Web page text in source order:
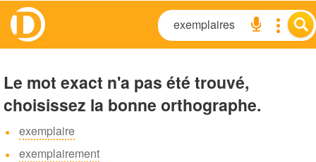
Le mot exact n'a pas été trouvé,
choisissez la bonne orthographe.
exemplaire
exemplairement